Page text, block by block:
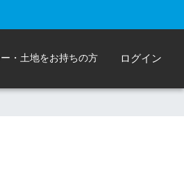
・土地をお持ちの方 ログイン